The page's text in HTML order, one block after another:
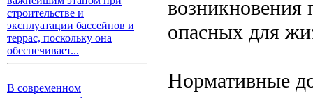
строительстве и
эксплуатации бассейнов и
террас, поскольку она
обеспечивает...
В современном
возникновения
опасных для
Нормативные